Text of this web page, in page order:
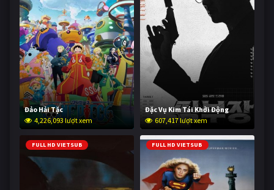
Đảo Hải Tặc
4,226,093 lượt xem
Đặc Vụ Kim Tái Khởi Động
607,417 lượt xem
FULL HD VIETSUB FULL HD VIETSUB